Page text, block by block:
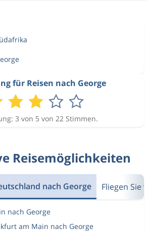
für Reisen nach George
3 von 5 von 22 Stimmen.
Reisemöglichkeiten
nach George Fliegen Sie
nach George
am Main nach George